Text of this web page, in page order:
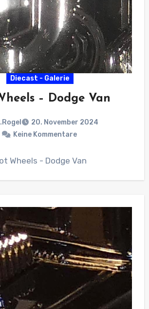
Diecast - Galerie
– Dodge Van
20. November 2024
Keine Kommentare
Wheels - Dodge Van